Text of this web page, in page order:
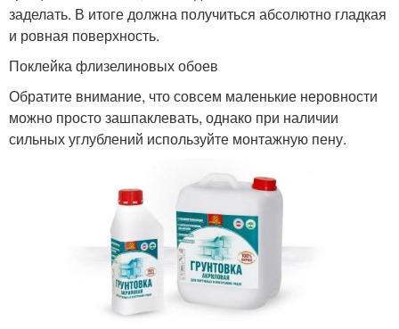
заделать. В итоге должна получиться абсолютно гладкая
и ровная поверхность.
Поклейка флизелиновых обоев
Обратите внимание, что совсем маленькие неровности
можно просто зашпаклевать, однако при наличии
сильных углублений используйте монтажную пену.